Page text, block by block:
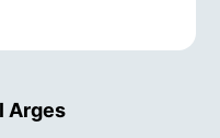
Arges